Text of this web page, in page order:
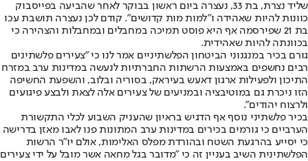
שליד נצרת, בת 33, נעצרה ביום ראשון בבוקר לאחר שהביעה בפייסבוק
כוונות להיות שאהידה ו"למות מות קדושים". קודם לכן נעצרה תושבת עכו
בת 21 שפירסמה אף היא פוסט תמיכה במחבלים ובמחבלות והצהירה כי
בכוונתה להיות שאהידית.
גורם בכיר במנגנוני הביטחון הפלשתיניים אמר לנו כי "צעירים פלשתינים
רבים נחשפים באמצעות הרשתות החברתיות לנעשה במדינות ערב במזרח
התיכון ולפעילות ארגון דאעש בעיראק, בסוריה ובלוב, והשפעת החשיפה
הזו ניכרת גם במוטיבציה ובמניעים של צעירים אלה לצאת ולבצע פיגועים
ולרצוח יהודים".
בכיר פלשתיני נוסף אף הדגיש בראיון שהעניק השבוע לכלי התקשורת
הערביים כי גורמים בכירים במדינות ערב המתונות פנו לאבו מאזן בדרישה
כי יסייע בהרגעת השטח ובהורדת מפלס האלימות, אולם יו"ר הרשות
הפלשתינית השיב בעניין זה כי "מדובר בגל מחאה אשר מובל על ידי צעירים